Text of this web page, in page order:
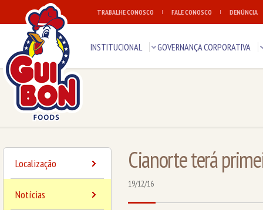
TRABALHE CONOSCO FALE CONOSCO DENÚNCIA
INSTITUCIONAL GOVERNANÇA CORPORATIVA
Localização
Notícias
Cianorte terá
19/12/16